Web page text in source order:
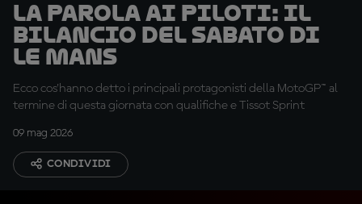
La parola ai piloti: il
bilancio del sabato di
Le Mans
Ecco cos'hanno detto i principali protagonisti della MotoGP™ al
termine di questa giornata con qualifiche e Tissot Sprint
09 mag 2026
CONDIVIDI